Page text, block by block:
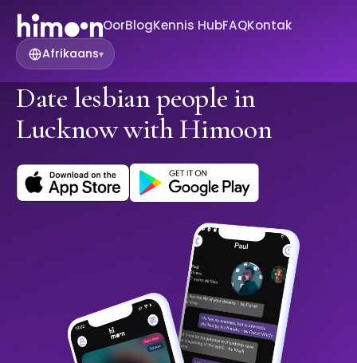
OorBlogKennis HubFAQKontak
Afrikaans▾
Date lesbian people in
Lucknow with Himoon